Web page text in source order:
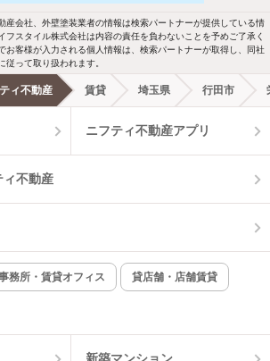
ペット相談
独立洗面台
都市ガス
オートロック
インターネット無料
物件一覧に反映
産会社、外壁塗装業者の情報は検索パートナーが提供している情
フスタイル株式会社は内容の責任を負わないことを予めご了承く
お客様が入力される個人情報は、検索パートナーが取得し、同社
従って取り扱われます。
ィ不動産 賃貸 埼玉県 行田市
ニフティ不動産アプリ
不動産
務所・賃貸オフィス 貸店舗・店舗賃貸